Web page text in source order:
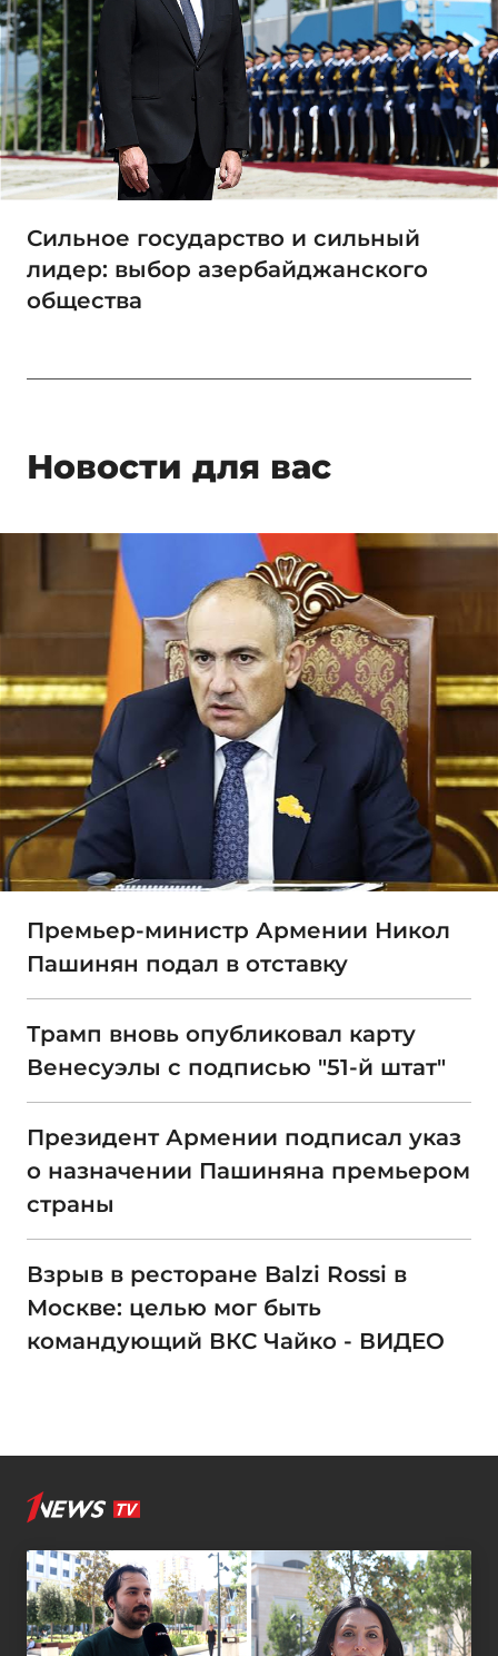
Сильное государство и сильный
лидер: выбор азербайджанского
общества
Новости для вас
Премьер-министр Армении Никол
Пашинян подал в отставку
Трамп вновь опубликовал карту
Венесуэлы с подписью "51-й штат"
Президент Армении подписал указ
о назначении Пашиняна премьером
страны
Взрыв в ресторане Balzi Rossi в
Москве: целью мог быть
командующий ВКС Чайко - ВИДЕО